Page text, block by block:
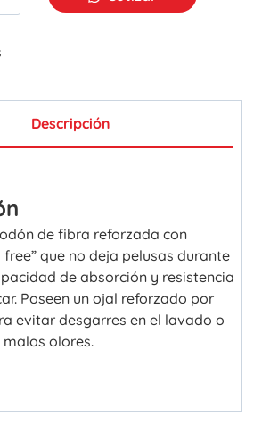
Descripción
de fibra reforzada con
que no deja pelusas durante
de absorción y resistencia
Poseen un ojal reforzado por
evitar desgarres en el lavado o
malos olores.